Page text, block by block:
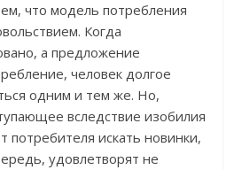
что модель потребления
Когда
а предложение
человек долгое
одним и тем же. Но,
вследствие изобилия
потребителя искать новинки,
удовлетворят не